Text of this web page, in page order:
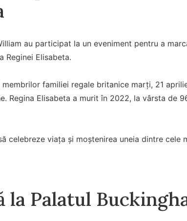
au participat la un eveniment pentru a
Reginei Elisabeta.
familiei regale britanice marți, 21
Regina Elisabeta a murit în 2022, la vârsta de
celebreze viața și moștenirea uneia dintre cele
la Palatul